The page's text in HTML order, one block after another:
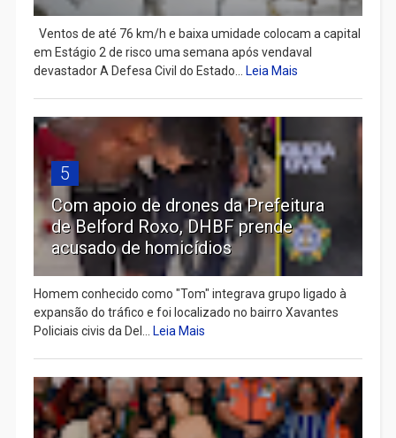
Ventos de até 76 km/h e baixa umidade colocam a capital
em Estágio 2 de risco uma semana após vendaval
devastador A Defesa Civil do Estado... Leia Mais
5
Com apoio de drones da Prefeitura
de Belford Roxo, DHBF prende
acusado de homicídios
Homem conhecido como "Tom" integrava grupo ligado à
expansão do tráfico e foi localizado no bairro Xavantes
Policiais civis da Del... Leia Mais